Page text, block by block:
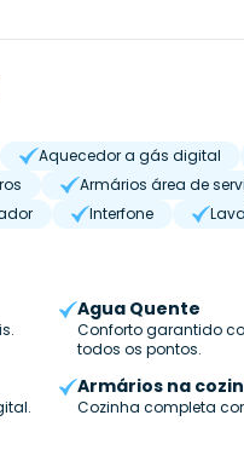
Aquecedor a gás digital
Armários área de
Interfone
Agua Quente
Conforto garantido
todos os pontos.
Armários na
Cozinha completa